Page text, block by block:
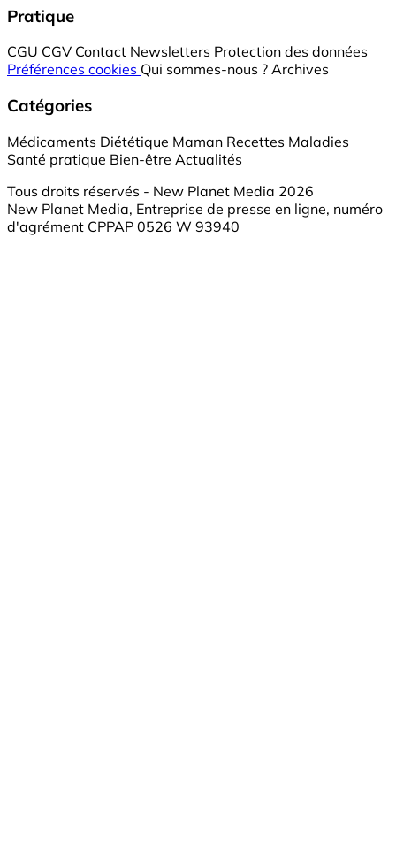
Pratique
CGU CGV Contact Newsletters Protection des données
Préférences cookies Qui sommes-nous ? Archives
Catégories
Médicaments Diététique Maman Recettes Maladies
Santé pratique Bien-être Actualités
Tous droits réservés - New Planet Media 2026
New Planet Media, Entreprise de presse en ligne, numéro
d'agrément CPPAP 0526 W 93940